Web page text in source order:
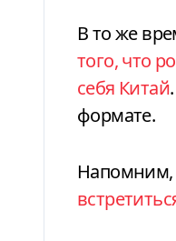
В то же
того, что
себя Китай
формате.
Напомним,